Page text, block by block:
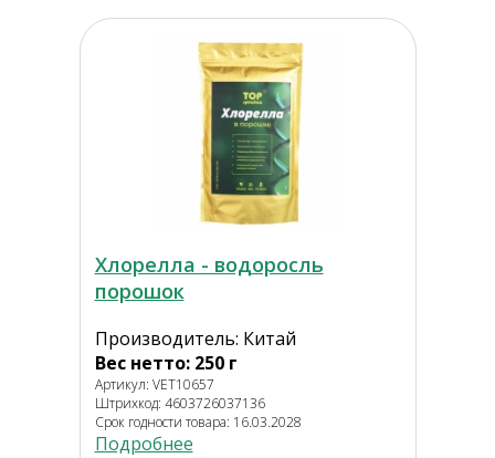
Хлорелла - водоросль
порошок
Производитель: Китай
Вес нетто: 250 г
Артикул: VET10657
Штрихкод: 4603726037136
Срок годности товара: 16.03.2028
Подробнее